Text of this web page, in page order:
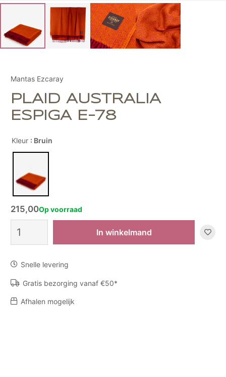
Mantas Ezcaray
PLAID AUSTRALIA
ESPIGA E-78
Kleur : Bruin
215,00Op voorraad
Australia
Espiga
78
aantal
In winkelmand
Snelle levering
Gratis bezorging vanaf €50*
Afhalen mogelijk